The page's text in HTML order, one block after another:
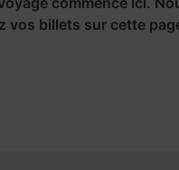
vos billets sur cette